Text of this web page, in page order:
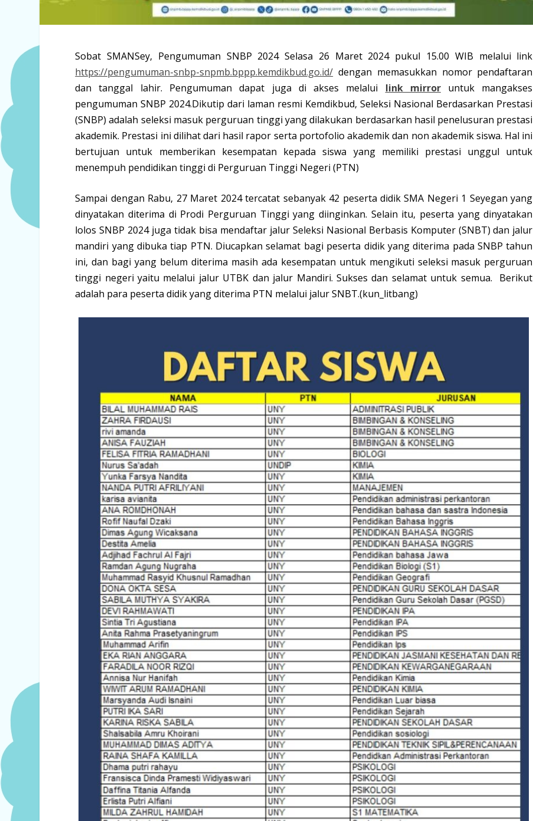
Sobat SMANSey, Pengumuman SNBP 2024 Selasa 26 Maret 2024 pukul 15.00 WIB melalui link
https://pengumuman-snbp-snpmb.bppp.kemdikbud.go.id/ dengan memasukkan nomor pendaftaran
dan tanggal lahir. Pengumuman dapat juga di akses melalui link mirroruntuk mangakses
pengumuman SNBP 2024.Dikutip dari laman resmi Kemdikbud, Seleksi Nasional Berdasarkan Prestasi
(SNBP) adalah seleksi masuk perguruan tinggi yang dilakukan berdasarkan hasil penelusuran prestasi
akademik. Prestasi ini dilihat dari hasil rapor serta portofolio akademik dan non akademik siswa. Hal ini
bertujuan untuk memberikan kesempatan kepada siswa yang memiliki prestasi unggul untuk
menempuh pendidikan tinggi di Perguruan Tinggi Negeri (PTN)
Sampai dengan Rabu, 27 Maret 2024 tercatat sebanyak 42 peserta didik SMA Negeri 1 Seyegan yang
dinyatakan diterima di Prodi Perguruan Tinggi yang diinginkan. Selain itu, peserta yang dinyatakan
lolos SNBP 2024 juga tidak bisa mendaftar jalur Seleksi Nasional Berbasis Komputer (SNBT) dan jalur
mandiri yang dibuka tiap PTN. Diucapkan selamat bagi peserta didik yang diterima pada SNBP tahun
ini, dan bagi yang belum diterima masih ada kesempatan untuk mengikuti seleksi masuk perguruan
tinggi negeri yaitu melalui jalur UTBK dan jalur Mandiri. Sukses dan selamat untuk semua. Berikut
adalah para peserta didik yang diterima PTN melalui jalur SNBT.(kun_litbang)